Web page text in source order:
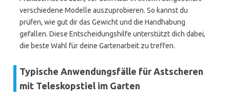
verschiedene Modelle auszuprobieren. So kannst du
prüfen, wie gut dir das Gewicht und die Handhabung
gefallen. Diese Entscheidungshilfe unterstützt dich dabei,
die beste Wahl für deine Gartenarbeit zu treffen.
Typische Anwendungsfälle für Astscheren
mit Teleskopstiel im Garten